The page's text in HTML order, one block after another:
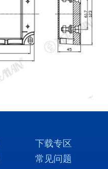
下载专区
常见问题